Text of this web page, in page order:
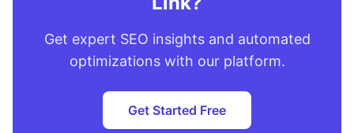
Get expert SEO insights and automated
optimizations with our platform.
Get Started Free